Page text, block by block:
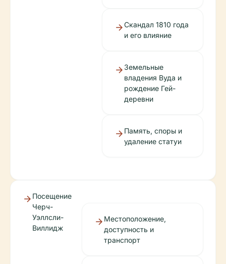
Скандал 1810 года
и его влияние
Земельные
владения Вуда и
рождение Гей-
деревни
Память, споры и
удаление статуи
Посещение
Черч-
Уэллсли-
Виллидж
Местоположение,
доступность и
транспорт